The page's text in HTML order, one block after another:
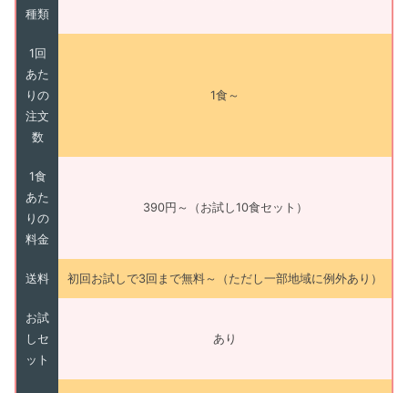
種類
1回
あた
りの
注文
数
1食～
1食
あた
りの
料金
390円～（お試し10食セット）
送料 初回お試しで3回まで無料～（ただし一部地域に例外あり）
お試
しセ
ット
あり